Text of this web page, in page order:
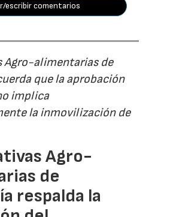
escribir comentarios
Agro-alimentarias de
que la aprobación
implica
la inmovilización de
Agro-
de
respalda la